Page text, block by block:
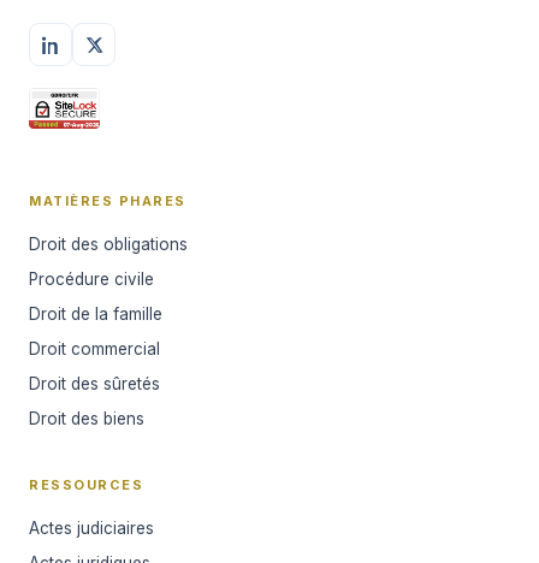
MATIÈRES PHARES
Droit des obligations
Procédure civile
Droit de la famille
Droit commercial
Droit des sûretés
Droit des biens
RESSOURCES
Actes judiciaires